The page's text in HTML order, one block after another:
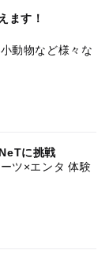
ます！
動物など様々な
に挑戦
ツ×エンタ 体験